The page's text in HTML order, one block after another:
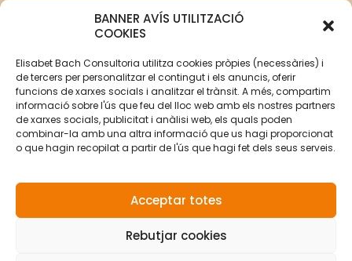
BANNER AVÍS UTILITZACIÓ
COOKIES
Elisabet Bach Consultoria utilitza cookies pròpies (necessàries) i
de tercers per personalitzar el contingut i els anuncis, oferir
funcions de xarxes socials i analitzar el trànsit. A més, compartim
informació sobre l'ús que feu del lloc web amb els nostres partners
de xarxes socials, publicitat i anàlisi web, els quals poden
combinar-la amb una altra informació que us hagi proporcionat
o que hagin recopilat a partir de l'ús que hagi fet dels seus serveis.
Acceptar totes
Rebutjar cookies
© Copyright 2026 Elisabet Bach Oller por